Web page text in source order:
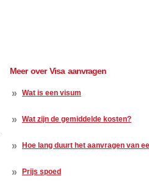
Meer over Visa aanvragen
» Wat is een visum
» Wat zijn de gemiddelde kosten?
» Hoe lang duurt het aanvragen van
» Prijs spoed